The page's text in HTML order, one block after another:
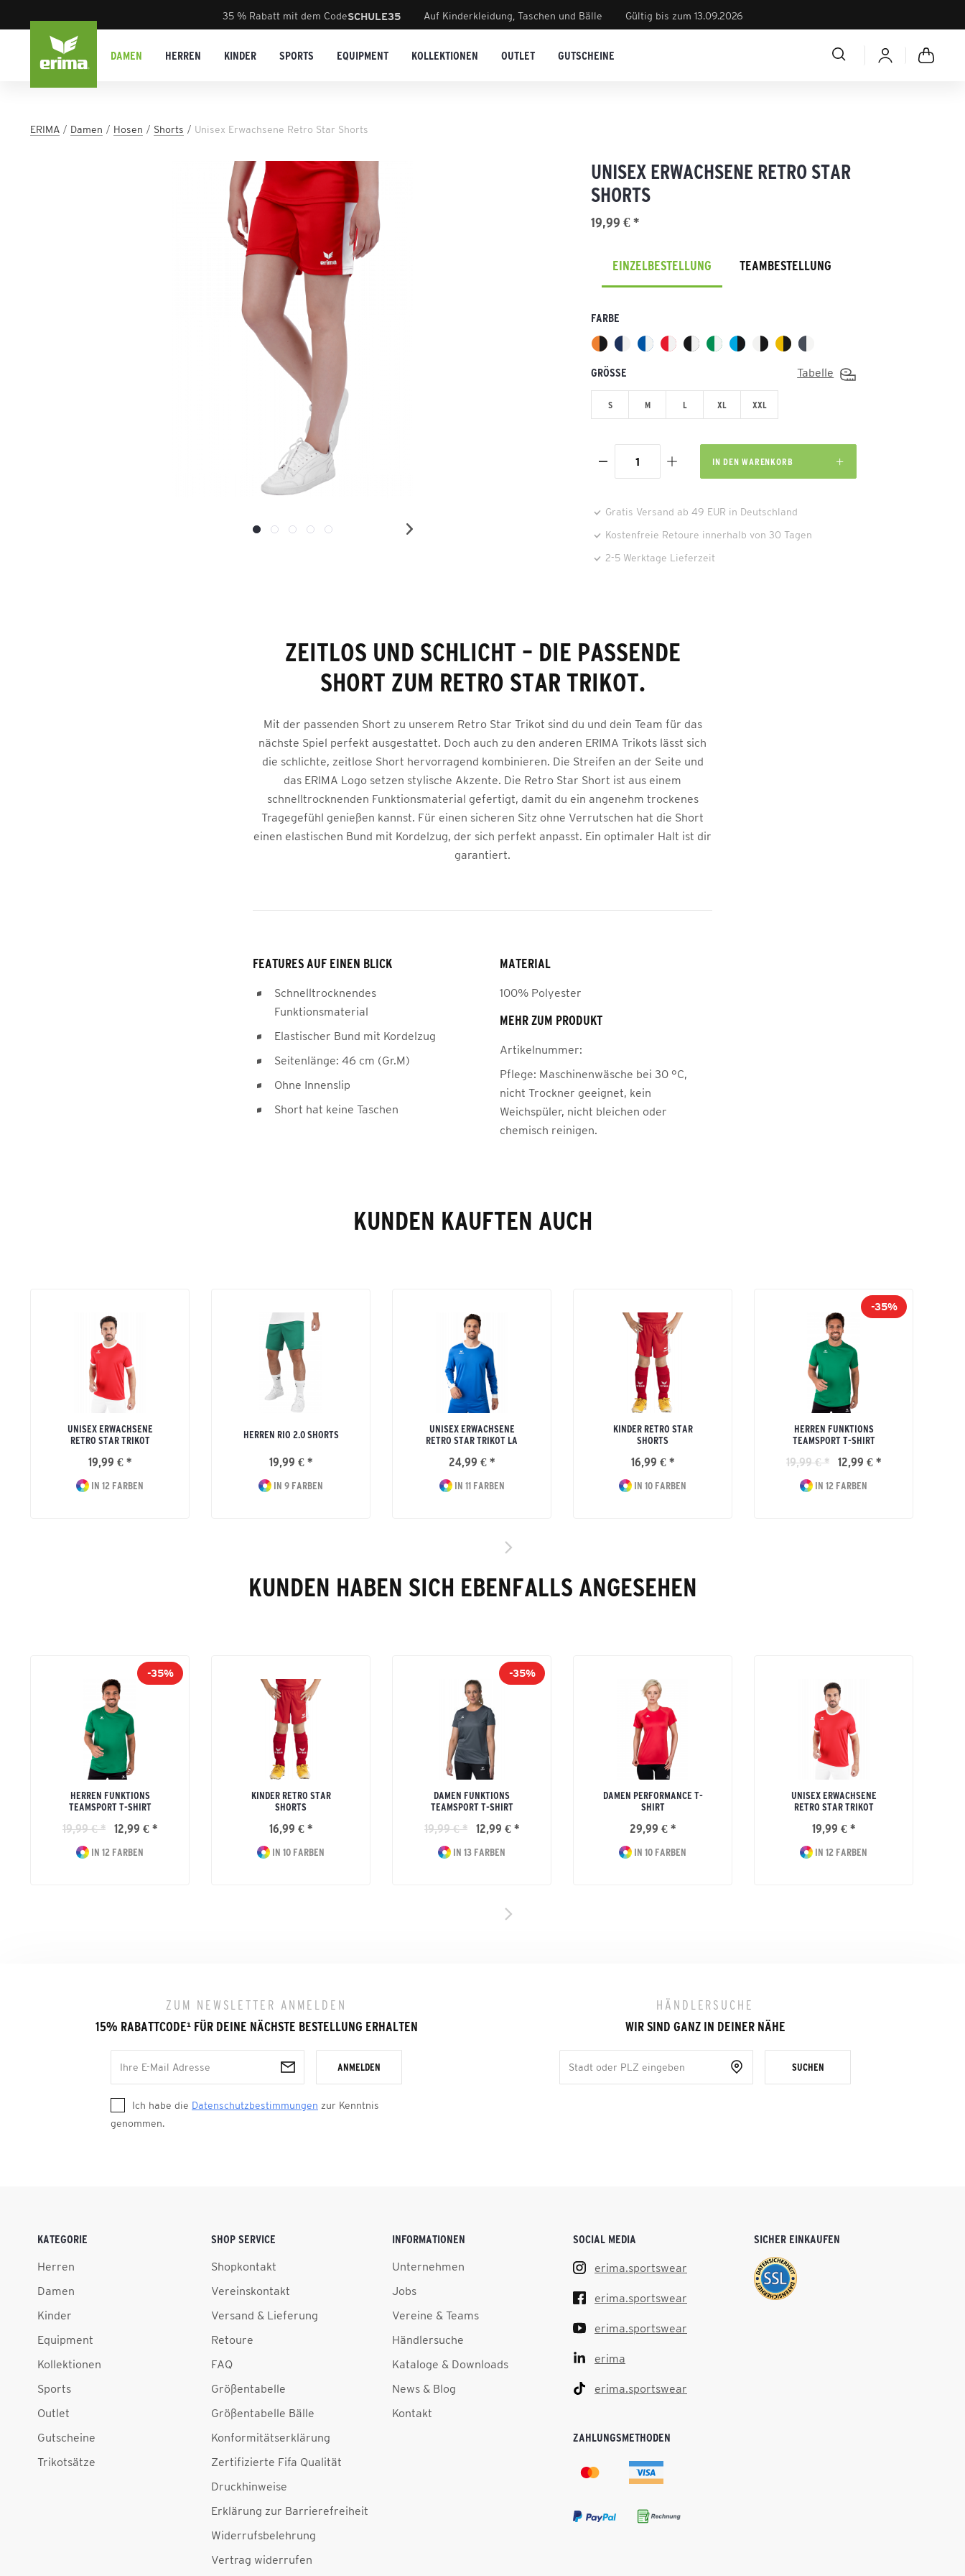
35 % Rabatt mit dem CodeSCHULE35 Auf Kinderkleidung, Taschen und Bälle Gültig bis zum 13.09.2026
DAMEN HERREN KINDER SPORTS EQUIPMENT KOLLEKTIONEN OUTLET GUTSCHEINE
ERIMA Damen Hosen Shorts Unisex Erwachsene Retro Star Shorts
UNISEX ERWACHSENE RETRO STAR
SHORTS
19,99 € *
EINZELBESTELLUNG TEAMBESTELLUNG
FARBE
GRÖSSE Tabelle
S M L XL XXL
IN DEN WARENKORB
Gratis Versand ab 49 EUR in Deutschland
Kostenfreie Retoure innerhalb von 30 Tagen
2-5 Werktage Lieferzeit
ZEITLOS UND SCHLICHT – DIE PASSENDE
SHORT ZUM RETRO STAR TRIKOT.
Mit der passenden Short zu unserem Retro Star Trikot sind du und dein Team für das
nächste Spiel perfekt ausgestattet. Doch auch zu den anderen ERIMA Trikots lässt sich
die schlichte, zeitlose Short hervorragend kombinieren. Die Streifen an der Seite und
das ERIMA Logo setzen stylische Akzente. Die Retro Star Short ist aus einem
schnelltrocknenden Funktionsmaterial gefertigt, damit du ein angenehm trockenes
Tragegefühl genießen kannst. Für einen sicheren Sitz ohne Verrutschen hat die Short
einen elastischen Bund mit Kordelzug, der sich perfekt anpasst. Ein optimaler Halt ist dir
garantiert.
FEATURES AUF EINEN BLICK
Schnelltrocknendes
Funktionsmaterial
Elastischer Bund mit Kordelzug
Seitenlänge: 46 cm (Gr.M)
Ohne Innenslip
Short hat keine Taschen
MATERIAL
100% Polyester
MEHR ZUM PRODUKT
Artikelnummer:
Pflege: Maschinenwäsche bei 30 °C,
nicht Trockner geeignet, kein
Weichspüler, nicht bleichen oder
chemisch reinigen.
KUNDEN KAUFTEN AUCH
UNISEX ERWACHSENE
RETRO STAR TRIKOT
19,99 € *
IN 12 FARBEN
HERREN RIO 2.0 SHORTS
19,99 € *
IN 9 FARBEN
UNISEX ERWACHSENE
RETRO STAR TRIKOT LA
24,99 € *
IN 11 FARBEN
KINDER RETRO STAR
SHORTS
16,99 € *
IN 10 FARBEN
-35%
HERREN FUNKTIONS
TEAMSPORT T-SHIRT
19,99 € * 12,99 € *
IN 12 FARBEN
KUNDEN HABEN SICH EBENFALLS ANGESEHEN
-35%
HERREN FUNKTIONS
TEAMSPORT T-SHIRT
19,99 € * 12,99 € *
IN 12 FARBEN
KINDER RETRO STAR
SHORTS
16,99 € *
IN 10 FARBEN
-35%
DAMEN FUNKTIONS
TEAMSPORT T-SHIRT
19,99 € * 12,99 € *
IN 13 FARBEN
DAMEN PERFORMANCE T-
SHIRT
29,99 € *
IN 10 FARBEN
UNISEX ERWACHSENE
RETRO STAR TRIKOT
19,99 € *
IN 12 FARBEN
ZUM NEWSLETTER ANMELDEN
15% RABATTCODE¹FÜR DEINE NÄCHSTE BESTELLUNG ERHALTEN
ANMELDEN
Ich habe die Datenschutzbestimmungen zur Kenntnis
genommen.
HÄNDLERSUCHE
WIR SIND GANZ IN DEINER NÄHE
SUCHEN
KATEGORIE
Herren
Damen
Kinder
Equipment
Kollektionen
Sports
Outlet
Gutscheine
Trikotsätze
SHOP SERVICE
Shopkontakt
Vereinskontakt
Versand & Lieferung
Retoure
FAQ
Größentabelle
Größentabelle Bälle
Konformitätserklärung
Zertifizierte Fifa Qualität
Druckhinweise
Erklärung zur Barrierefreiheit
Widerrufsbelehrung
Vertrag widerrufen
INFORMATIONEN
Unternehmen
Jobs
Vereine & Teams
Händlersuche
Kataloge & Downloads
News & Blog
Kontakt
SOCIAL MEDIA
erima.sportswear
erima.sportswear
erima.sportswear
erima
erima.sportswear
ZAHLUNGSMETHODEN
SICHER EINKAUFEN